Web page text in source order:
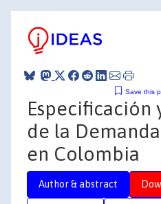
Save this
Especificación
de la
en Colombia
Author & abstract